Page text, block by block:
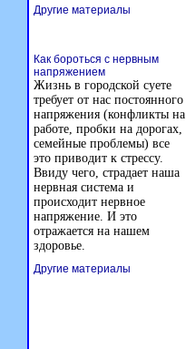
Другие материалы
Как бороться с нервным
напряжением
Жизнь в городской суете
требует от нас постоянного
напряжения (конфликты на
работе, пробки на дорогах,
семейные проблемы) все
это приводит к стрессу.
Ввиду чего, страдает наша
нервная система и
происходит нервное
напряжение. И это
отражается на нашем
здоровье.
Другие материалы